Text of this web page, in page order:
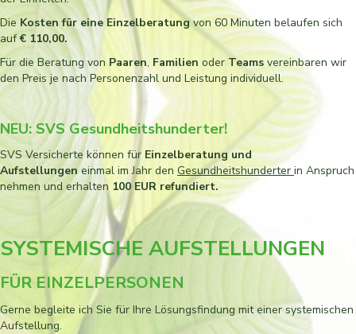
DieKosten für eine Einzelberatungvon 60 Minuten belaufen sich
auf€ 110,00.
Für die Beratung von Paaren, Familien oder Teams vereinbaren wir
den Preis je nach Personenzahl und Leistung individuell.
NEU: SVS Gesundheitshunderter!
SVS Versicherte können für Einzelberatung und
Aufstellungeneinmal im Jahr den Gesundheitshunderter in Anspruch
nehmen und erhalten 100 EUR refundiert.
SYSTEMISCHE AUFSTELLUNGEN
FÜR EINZELPERSONEN
Gerne begleite ich Sie für Ihre Lösungsfindung mit einer systemischen
Aufstellung.